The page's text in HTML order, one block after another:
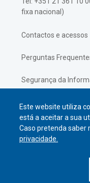
Este website utiliza
está a aceitar a sua
Caso pretenda saber
privacidade.
fixa nacional)
Contactos e acessos
Perguntas
Segurança da
Política de Privacidade
© APL